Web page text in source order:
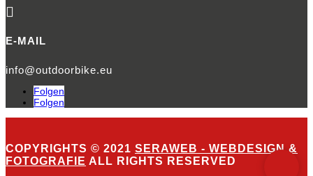

E-MAIL
info@outdoorbike.eu
Folgen
Folgen
COPYRIGHTS © 2021 SERAWEB - WEBDESIGN &
FOTOGRAFIE ALL RIGHTS RESERVED